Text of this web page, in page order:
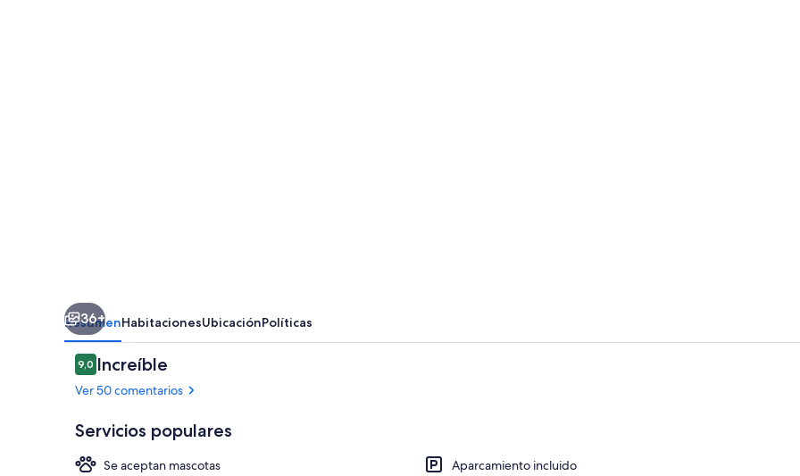
36+
ResumenHabitacionesUbicaciónPolíticas
Comentarios
9,09,0 de 10
Increíble
Ver 50 comentarios
Servicios populares
Se aceptan mascotas
Aparcamiento incluido